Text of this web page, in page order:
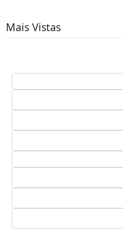
Mais Vistas